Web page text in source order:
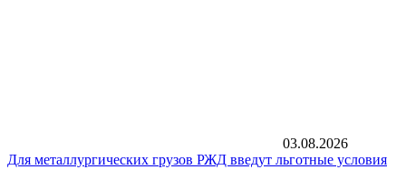
03.08.2026
Для металлургических грузов РЖД введут льготные условия